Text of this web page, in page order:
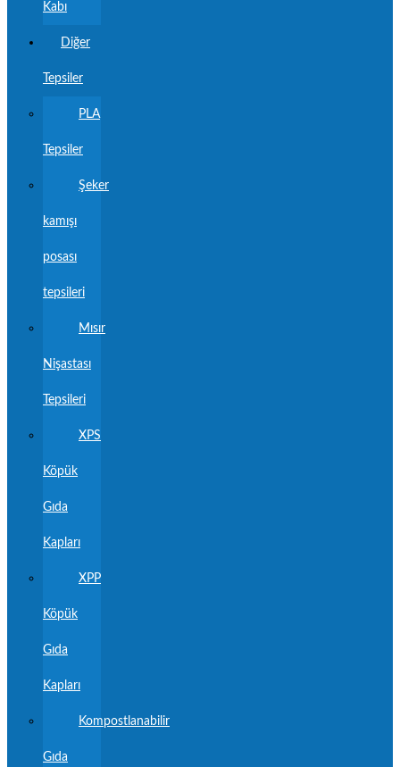
Kabı
Diğer
Tepsiler
PLA
Tepsiler
Şeker
kamışı
posası
tepsileri
Mısır
Nişastası
Tepsileri
XPS
Köpük
Gıda
Kapları
XPP
Köpük
Gıda
Kapları
Kompostlanabilir
Gıda